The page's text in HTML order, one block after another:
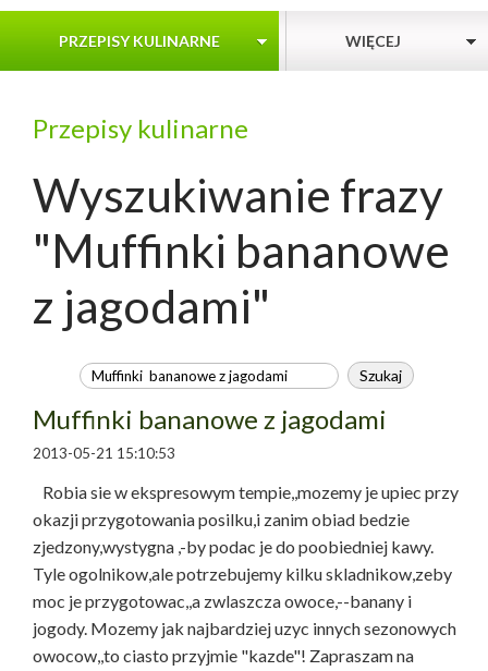
PRZEPISY KULINARNE WIĘCEJ
Przepisy kulinarne
Wyszukiwanie frazy
"Muffinki bananowe
z jagodami"
Muffinki bananowe z jagodami
2013-05-21 15:10:53
Robia sie w ekspresowym tempie,,mozemy je upiec przy
okazji przygotowania posilku,i zanim obiad bedzie
zjedzony,wystygna ,-by podac je do poobiedniej kawy.
Tyle ogolnikow,ale potrzebujemy kilku skladnikow,zeby
moc je przygotowac,,a zwlaszcza owoce,--banany i
jogody. Mozemy jak najbardziej uzyc innych sezonowych
owocow,,to ciasto przyjmie "kazde"! Zapraszam na